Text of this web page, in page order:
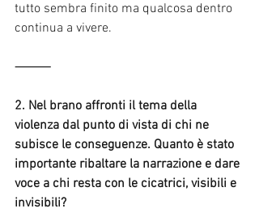
tutto sembra finito ma qualcosa dentro
continua a vivere.
⸻
2. Nel brano affronti il tema della
violenza dal punto di vista di chi ne
subisce le conseguenze. Quanto è stato
importante ribaltare la narrazione e dare
voce a chi resta con le cicatrici, visibili e
invisibili?